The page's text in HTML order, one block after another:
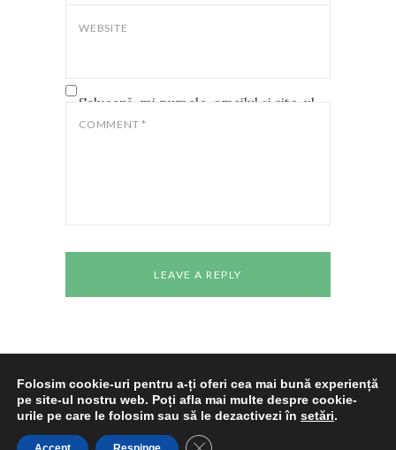
WEBSITE
Salvează-mi numele, emailul și site-ul
web în acest navigator pentru data
COMMENT *
Copyright © 2024 All rights reserved Casa de
Cultură a Studenților Timișoara Made With
Love By
Cenaclul "Pavel Dan"
Folosim cookie-uri pentru a-ți oferi cea mai bună experiență
pe site-ul nostru web. Poți afla mai multe despre cookie-
urile pe care le folosim sau să le dezactivezi în setări.
CLOSE GDPR COOKIE